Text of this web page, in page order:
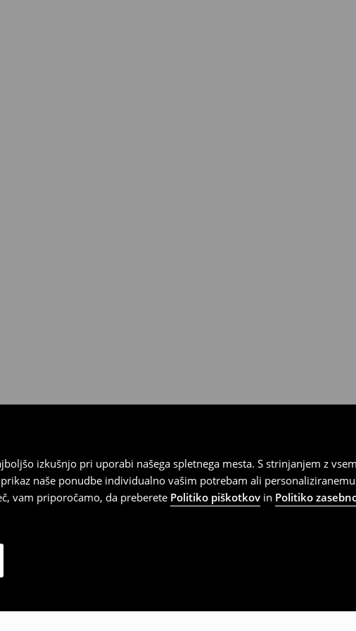
izkušnjo pri uporabi našega spletnega mesta. S strinjanjem z
naše ponudbe individualno vašim potrebam ali
vam priporočamo, da preberete Politiko piškotkov in Politiko